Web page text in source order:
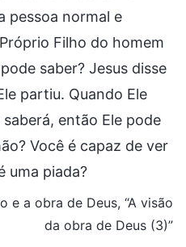
pessoa normal e
Filho do homem
saber? Jesus disse
partiu. Quando Ele
então Ele pode
Você é capaz de ver
uma piada?
e a obra de Deus, “A visão
da obra de Deus (3)”